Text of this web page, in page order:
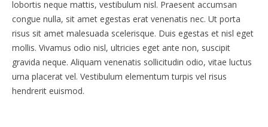
lobortis neque mattis, vestibulum nisl. Praesent accumsan
congue nulla, sit amet egestas erat venenatis nec. Ut porta
risus sit amet malesuada scelerisque. Duis egestas et nisl eget
mollis. Vivamus odio nisl, ultricies eget ante non, suscipit
gravida neque. Aliquam venenatis sollicitudin odio, vitae luctus
urna placerat vel. Vestibulum elementum turpis vel risus
hendrerit euismod.